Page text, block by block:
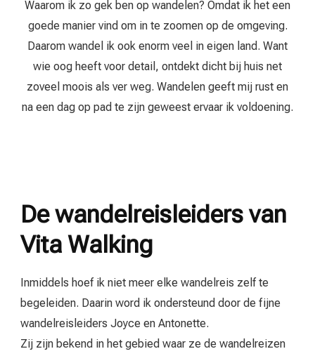
Waarom ik zo gek ben op wandelen? Omdat ik het een
goede manier vind om in te zoomen op de omgeving.
Daarom wandel ik ook enorm veel in eigen land. Want
wie oog heeft voor detail, ontdekt dicht bij huis net
zoveel moois als ver weg. Wandelen geeft mij rust en
na een dag op pad te zijn geweest ervaar ik voldoening.
De wandelreisleiders van
Vita Walking
Inmiddels hoef ik niet meer elke wandelreis zelf te
begeleiden. Daarin word ik ondersteund door de fijne
wandelreisleiders Joyce en Antonette.
Zij zijn bekend in het gebied waar ze de wandelreizen